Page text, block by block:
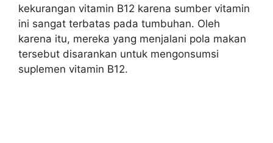
kekurangan vitamin B12 karena sumber vitamin
ini sangat terbatas pada tumbuhan. Oleh
karena itu, mereka yang menjalani pola makan
tersebut disarankan untuk mengonsumsi
suplemen vitamin B12.